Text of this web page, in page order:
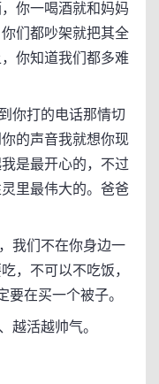
你一喝酒就和妈妈
们都吵架就把其全
你知道我们都多难
你打的电话那情切
的声音我就想你现
是最开心的，不过
里最伟大的。爸爸
我们不在你身边一
，不可以不吃饭，
要在买一个被子。
活越帅气。